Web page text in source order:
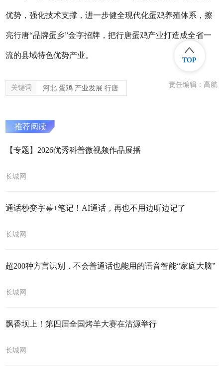
优势，强化技术支撑，进一步健全现代化蛋鸡养殖体系，擦
亮行唐“品牌蛋乡”金字招牌，把行唐蛋鸡产业打造成全省一
流的县域特色优势产业。
关键词 河北 蛋鸡 产业发展 行唐 责任编辑：高航
推荐阅读
【专题】2026优秀科普微视频作品展播
长城网
通话秒变字幕+笔记！AI通话，再也不用边听边记了
长城网
超200种方言识别，不会普通话也能用的语音智能“家庭大脑”
长城网
飘香坝上！第四届全国烤羊大赛在沽源举行
长城网
TOP